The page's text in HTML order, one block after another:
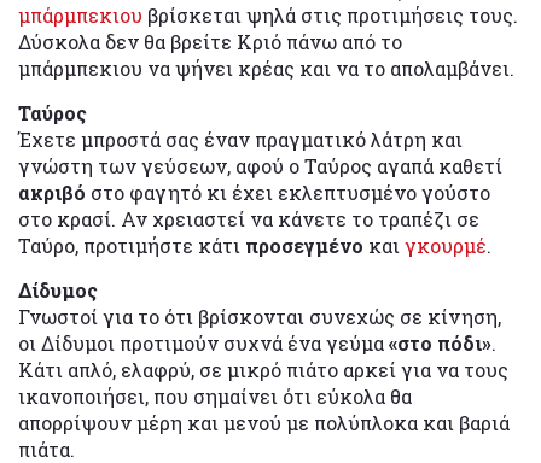
μπάρμπεκιου βρίσκεται ψηλά στις προτιμήσεις τους.
Δύσκολα δεν θα βρείτε Κριό πάνω από το
μπάρμπεκιου να ψήνει κρέας και να το απολαμβάνει.
Ταύρος
Έχετε μπροστά σας έναν πραγματικό λάτρη και
γνώστη των γεύσεων, αφού ο Ταύρος αγαπά καθετί
ακριβό στο φαγητό κι έχει εκλεπτυσμένο γούστο
στο κρασί. Αν χρειαστεί να κάνετε το τραπέζι σε
Ταύρο, προτιμήστε κάτι προσεγμένο και γκουρμέ.
Δίδυμος
Γνωστοί για το ότι βρίσκονται συνεχώς σε κίνηση,
οι Δίδυμοι προτιμούν συχνά ένα γεύμα«στο πόδι».
Κάτι απλό, ελαφρύ, σε μικρό πιάτο αρκεί για να τους
ικανοποιήσει, που σημαίνει ότι εύκολα θα
απορρίψουν μέρη και μενού με πολύπλοκα και βαριά
πιάτα.